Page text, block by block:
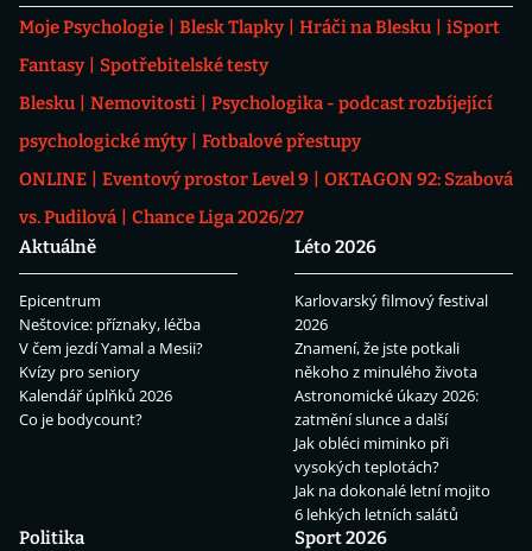
Moje Psychologie Blesk Tlapky Hráči na Blesku
iSport
Fantasy
Spotřebitelské testy
Blesku
Nemovitosti
Psychologika - podcast rozbíjející
psychologické mýty
Fotbalové přestupy
ONLINE
Eventový prostor Level 9
OKTAGON 92: Szabová
vs. Pudilová
Chance Liga 2026/27
Aktuálně
Epicentrum
Neštovice: příznaky, léčba
V čem jezdí Yamal a Mesii?
Kvízy pro seniory
Kalendář úplňků 2026
Co je bodycount?
Léto 2026
Karlovarský filmový festival
2026
Znamení, že jste potkali
někoho z minulého života
Astronomické úkazy 2026:
zatmění slunce a další
Jak obléci miminko při
vysokých teplotách?
Jak na dokonalé letní mojito
6 lehkých letních salátů
Politika
Sport 2026